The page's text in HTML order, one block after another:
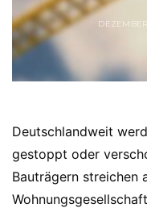
Deutschlandweit
gestoppt oder
Bauträgern streichen